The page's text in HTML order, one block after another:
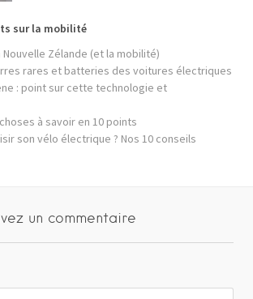
sur la mobilité
Zélande (et la mobilité)
rares et batteries des voitures électriques
: point sur cette technologie et
à savoir en 10 points
son vélo électrique ? Nos 10 conseils
un commentaire